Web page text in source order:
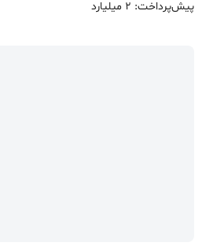
پیش‌پرداخت: 2 میلیارد